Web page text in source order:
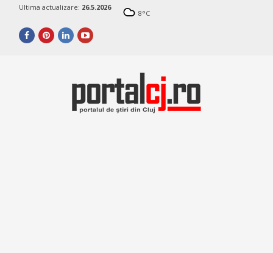
Ultima actualizare: 26.5.2026
8°C